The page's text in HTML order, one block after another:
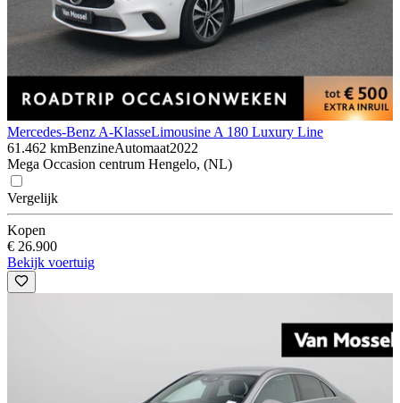
Mercedes-Benz A-KlasseLimousine A 180 Luxury Line
61.462 kmBenzineAutomaat2022
Mega Occasion centrum Hengelo, (NL)
Vergelijk
Kopen
€ 26.900
Bekijk voertuig